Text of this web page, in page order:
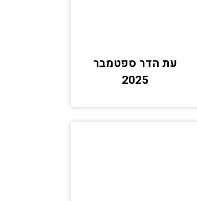
עת הדר ספטמבר
2025